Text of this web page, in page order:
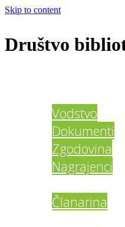
Skip to content
Društvo
Vodstvo
Dokumenti
Zgodovina
Nagrajenci
Članarina